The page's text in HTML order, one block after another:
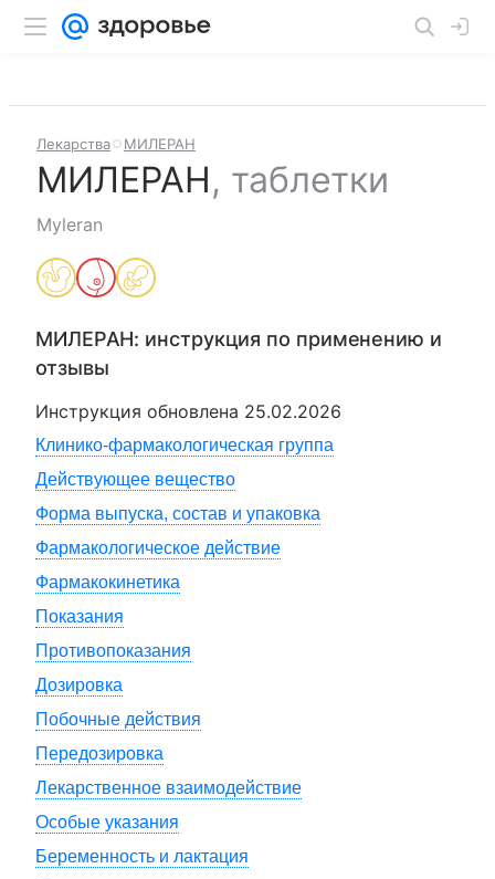
Лекарства МИЛЕРАН
МИЛЕРАН, таблетки
Myleran
МИЛЕРАН: инструкция по применению и
отзывы
Инструкция обновлена 25.02.2026
Клинико-фармакологическая группа
Действующее вещество
Форма выпуска, состав и упаковка
Фармакологическое действие
Фармакокинетика
Показания
Противопоказания
Дозировка
Побочные действия
Передозировка
Лекарственное взаимодействие
Особые указания
Беременность и лактация